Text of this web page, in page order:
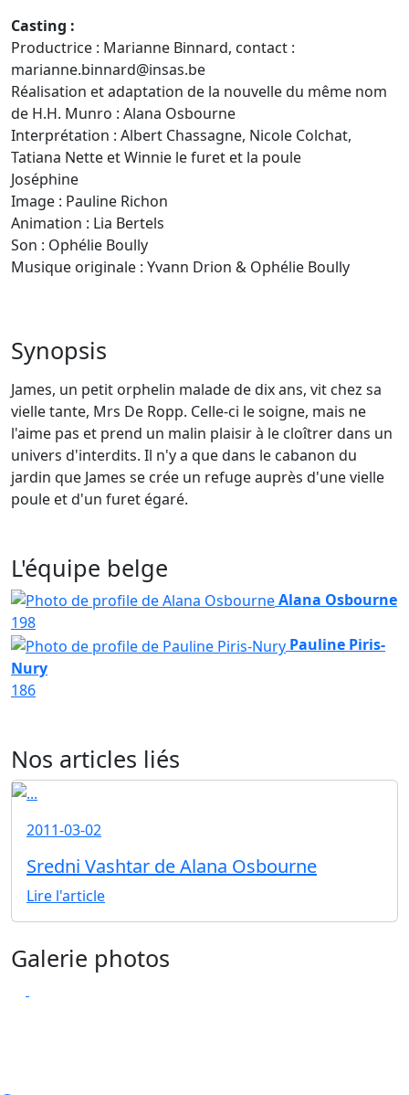
Casting :
Productrice : Marianne Binnard, contact :
marianne.binnard@insas.be
Réalisation et adaptation de la nouvelle du même nom
de H.H. Munro : Alana Osbourne
Interprétation : Albert Chassagne, Nicole Colchat,
Tatiana Nette et Winnie le furet et la poule
Joséphine
Image : Pauline Richon
Animation : Lia Bertels
Son : Ophélie Boully
Musique originale : Yvann Drion & Ophélie Boully
Synopsis
James, un petit orphelin malade de dix ans, vit chez sa
vielle tante, Mrs De Ropp. Celle-ci le soigne, mais ne
l'aime pas et prend un malin plaisir à le cloîtrer dans un
univers d'interdits. Il n'y a que dans le cabanon du
jardin que James se crée un refuge auprès d'une vielle
poule et d'un furet égaré.
L'équipe belge
Alana Osbourne
198
Pauline Piris-
Nury
186
Nos articles liés
2011-03-02
Sredni Vashtar de Alana Osbourne
Lire l'article
Galerie photos